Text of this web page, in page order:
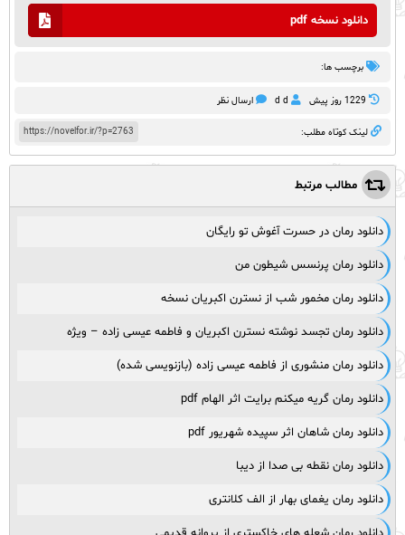
دانلود نسخه pdf
برچسب ها:
1229 روز پيش d d ارسال نظر
https://novelfor.ir/?p=2763 لینک کوتاه مطلب:
مطالب مرتبط
دانلود رمان در حسرت آغوش تو رایگان
دانلود رمان پرنسس شیطون من
دانلود رمان مخمور شب از نسترن اکبریان نسخه
دانلود رمان تجسد نوشته نسترن اکبریان و فاطمه عیسی زاده – ویژه
دانلود رمان منشوری از فاطمه عیسی زاده (بازنویسی شده)
دانلود رمان گریه میکنم برایت اثر الهام pdf
دانلود رمان شاهان اثر سپیده شهریور pdf
دانلود رمان نقطه بی صدا از دیبا
دانلود رمان یغمای بهار از الف کلانتری